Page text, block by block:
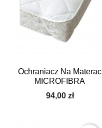
Ochraniacz Na Materac
MICROFIBRA
94,00 zł